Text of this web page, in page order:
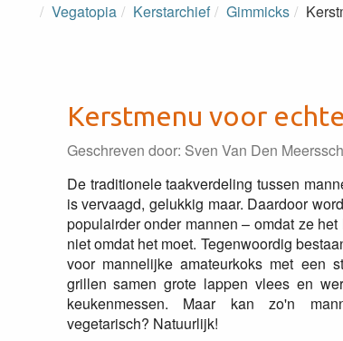
Vegatopia
Kerstarchief Gimmicks
Kerstmenu voor
Geschreven door: Sven Van Den
De traditionele taakverdeling tussen
is vervaagd, gelukkig maar. Daardoor
populairder onder mannen – omdat ze
niet omdat het moet. Tegenwoordig
voor mannelijke amateurkoks met een
grillen samen grote lappen vlees en
keukenmessen. Maar kan zo'n
vegetarisch? Natuurlijk!